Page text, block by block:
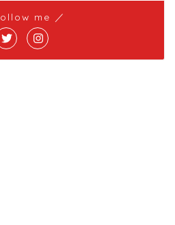
me ／